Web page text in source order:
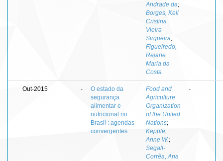
Andrade da;
Borges, Keli
Cristina
Vieira
Sirqueira;
Figueiredo,
Rejane
Maria da
Costa
Out-2015 -
O estado da
segurança
alimentar e
nutricional no
Brasil : agendas
convergentes
Food and
Agriculture
Organization
of the United
Nations;
Kepple,
Anne W. ;
Segall-
Corrêa, Ana
-